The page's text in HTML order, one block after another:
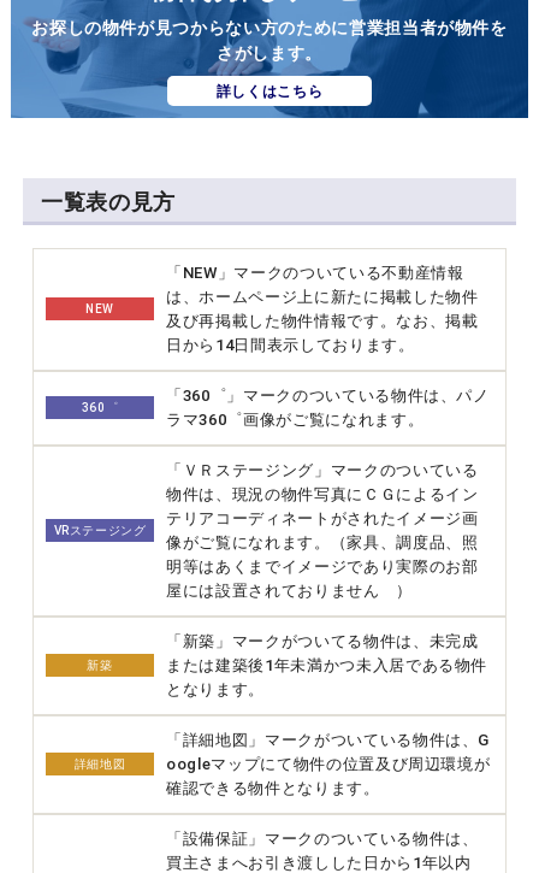
お探しの物件が見つからない方のために営業担当者が物件を
さがします。
詳しくはこちら
一覧表の見方
NEW
「NEW」マークのついている不動産情報
は、ホームページ上に新たに掲載した物件
及び再掲載した物件情報です。なお、掲載
日から14日間表示しております。
360゜
「360゜」マークのついている物件は、パノ
ラマ360゜画像がご覧になれます。
VRステージング
「ＶＲステージング」マークのついている
物件は、現況の物件写真にＣＧによるイン
テリアコーディネートがされたイメージ画
像がご覧になれます。（家具、調度品、照
明等はあくまでイメージであり実際のお部
屋には設置されておりません ）
新築
「新築」マークがついてる物件は、未完成
または建築後1年未満かつ未入居である物件
となります。
詳細地図
「詳細地図」マークがついている物件は、G
oogleマップにて物件の位置及び周辺環境が
確認できる物件となります。
「設備保証」マークのついている物件は、
買主さまへお引き渡しした日から1年以内